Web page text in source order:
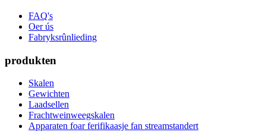
FAQ's
Oer ús
Fabryksrûnlieding
produkten
Skalen
Gewichten
Laadsellen
Frachtweinweegskalen
Apparaten foar ferifikaasje fan streamstandert